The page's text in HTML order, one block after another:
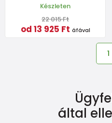
Készleten
22 015 Ft
od 13 925 Ft áfával
1
által